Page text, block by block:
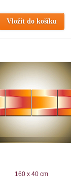
Vložit do košíku
160 x 40 cm